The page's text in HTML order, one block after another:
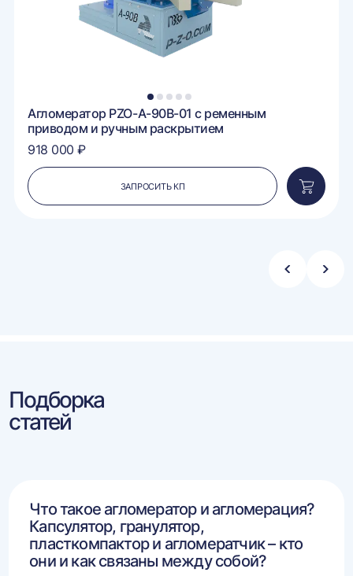
1 2 3 4 5
Агломератор PZO-A-90B-01 с ременным
приводом и ручным раскрытием
918 000 ₽
ЗАПРОСИТЬ КП
в
Стрелка
Подборка
статей
Что такое агломератор и агломерация?
Капсулятор, гранулятор,
пласткомпактор и агломератчик – кто
они и как связаны между собой?